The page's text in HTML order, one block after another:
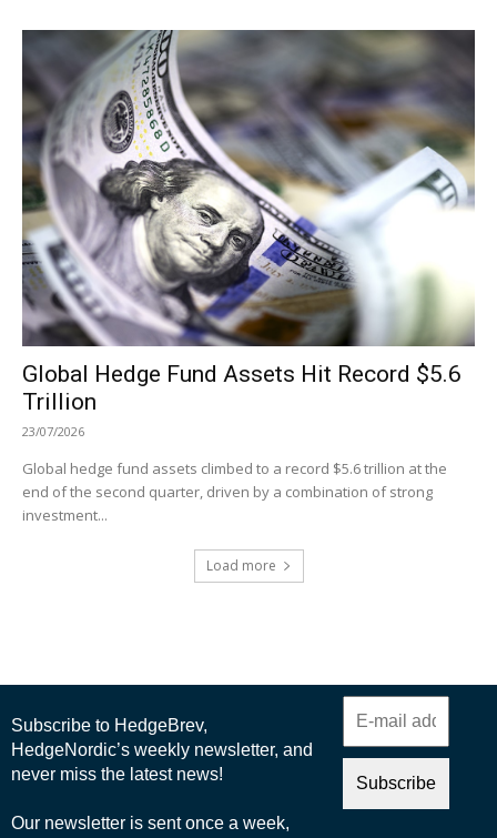
Global Hedge Fund Assets Hit Record $5.6
Trillion
23/07/2026
Global hedge fund assets climbed to a record $5.6 trillion at the
end of the second quarter, driven by a combination of strong
investment...
Load more